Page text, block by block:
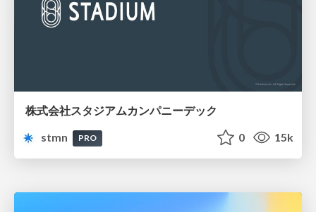
株式会社スタジアムカンパニーデック
stmn
PRO 0 15k